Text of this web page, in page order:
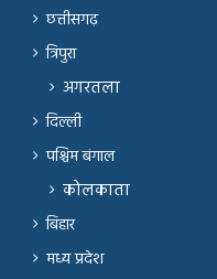
छत्तीसगढ़
त्रिपुरा
अगरतला
दिल्ली
पश्चिम बंगाल
कोलकाता
बिहार
मध्य प्रदेश